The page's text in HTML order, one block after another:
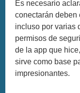
Es necesario
conectarán deben
incluso por varias
permisos de
de la app que
sirve como base
impresionantes.